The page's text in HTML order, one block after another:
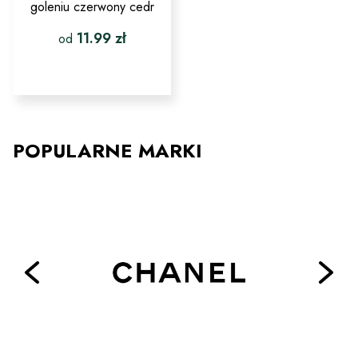
goleniu czerwony cedr
od 11.99zł
ma
Opcje
można
POPULARNE MARKI